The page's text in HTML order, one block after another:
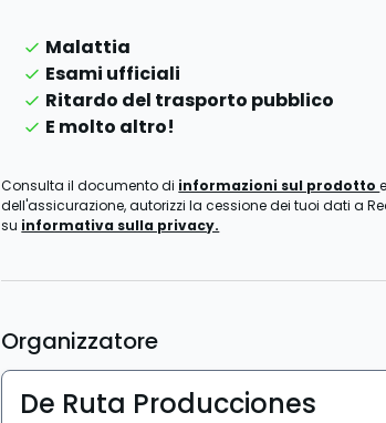
Malattia
Esami ufficiali
Ritardo del trasporto pubblico
E molto altro!
Consulta il documento di informazioni sul prodotto
dell'assicurazione, autorizzi la cessione dei tuoi dati a
su informativa sulla privacy.
Organizzatore
De Ruta Producciones